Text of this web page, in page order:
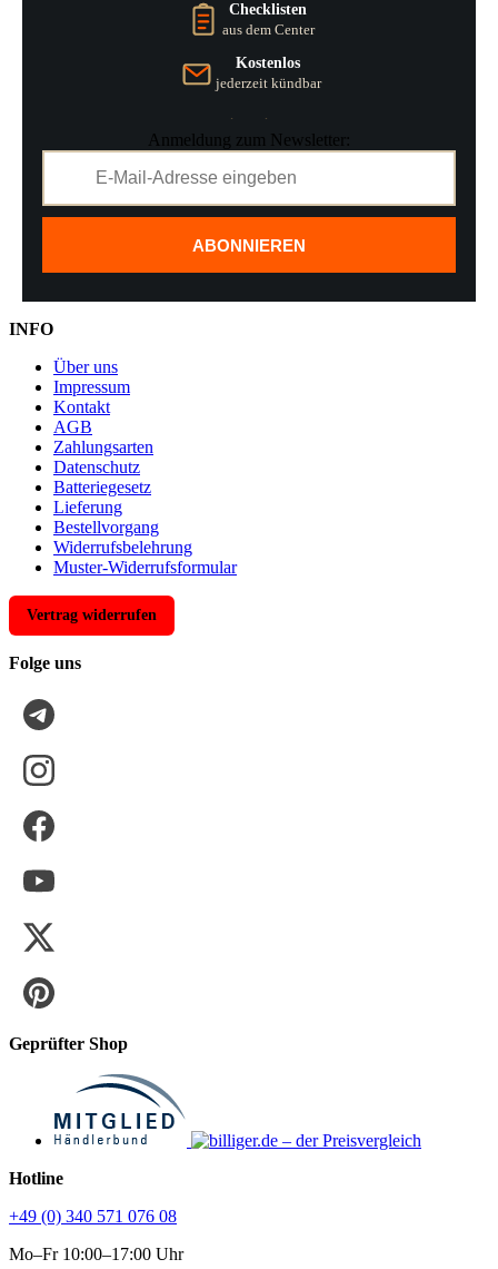
Checklisten
aus dem Center
Kostenlos
jederzeit kündbar
Anmeldung zum Newsletter:
ABONNIEREN
INFO
Über uns
Impressum
Kontakt
AGB
Zahlungsarten
Datenschutz
Batteriegesetz
Lieferung
Bestellvorgang
Widerrufsbelehrung
Muster-Widerrufsformular
Vertrag widerrufen
Folge uns
Geprüfter Shop
Hotline
+49 (0) 340 571 076 08
Mo–Fr 10:00–17:00 Uhr